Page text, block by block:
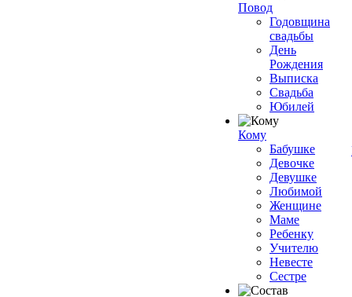
Повод
Годовщина
свадьбы
День
Рождения
Выписка
Свадьба
Юбилей
Кому
Бабушке
Девочке
Девушке
Любимой
Женщине
Маме
Ребенку
Учителю
Невесте
Сестре